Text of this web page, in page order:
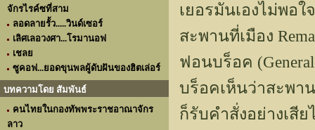
จักรไรค์ซที่สาม
ลอดลายรั้ว.....วินด์เซอร์
เลิศเลอวงศา...โรมานอฟ
เชลย
ซูคอฟ...ยอดขุนพลผู้ดับฝันของฮิตเล่อร์
บทความโดย สัมพันธ์
คนไทยในกองทัพพระราชอาณาจักร
ลาว
เยอรมันเองไม่พอ
สะพานที่เมือง
ฟอนบร็อค
บร็อคเห็นว่าสะพา
ก็รับคำสั่งอย่างเสี